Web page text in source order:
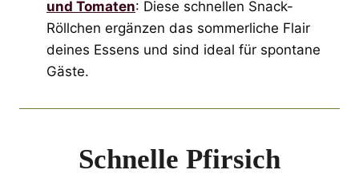
und Tomaten: Diese schnellen Snack-
Röllchen ergänzen das sommerliche Flair
deines Essens und sind ideal für spontane
Gäste.
Schnelle Pfirsich